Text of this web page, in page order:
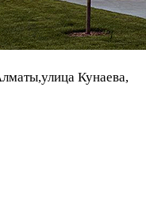
Кунаева,